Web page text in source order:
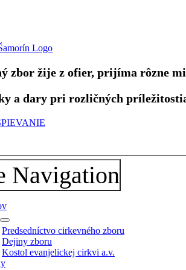
zbor žije z ofier, prijíma rôzne
a dary pri rozličných
Navigation
Predsedníctvo cirkevného zboru
Dejiny zboru
Kostol evanjelickej cirkvi a.v.